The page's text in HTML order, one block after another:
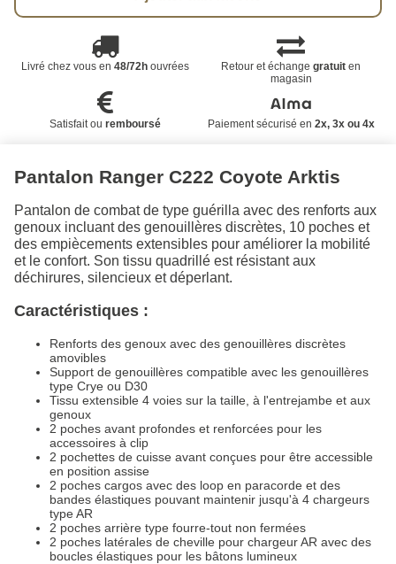
Livré chez vous en 48/72houvrées Retour et échangegratuit en
magasin
Satisfait ou remboursé Paiement sécurisé en 2x, 3x ou 4x
Pantalon Ranger C222 Coyote Arktis
Pantalon de combat de type guérilla avec des renforts aux
genoux incluant des genouillères discrètes, 10 poches et
des empiècements extensibles pour améliorer la mobilité
et le confort. Son tissu quadrillé est résistant aux
déchirures, silencieux et déperlant.
Caractéristiques :
Renforts des genoux avec des genouillères discrètes
amovibles
Support de genouillères compatible avec les genouillères
type Crye ou D30
Tissu extensible 4 voies sur la taille, à l'entrejambe et aux
genoux
2 poches avant profondes et renforcées pour les
accessoires à clip
2 pochettes de cuisse avant conçues pour être accessible
en position assise
2 poches cargos avec des loop en paracorde et des
bandes élastiques pouvant maintenir jusqu'à 4 chargeurs
type AR
2 poches arrière type fourre-tout non fermées
2 poches latérales de cheville pour chargeur AR avec des
boucles élastiques pour les bâtons lumineux